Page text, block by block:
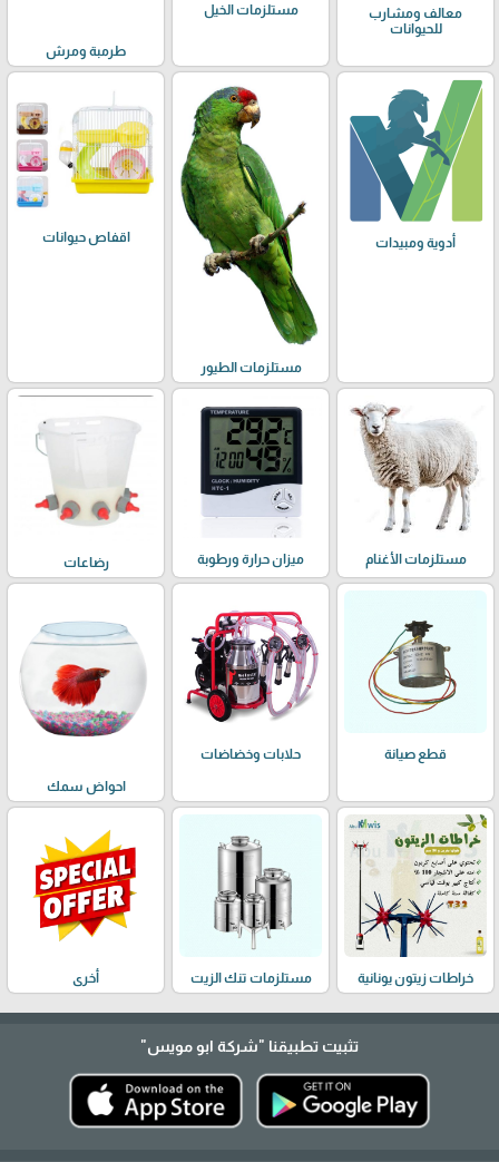
معالف ومشارب
للحيوانات
مستلزمات الخيل
طرمبة ومرش
أدوية ومبيدات
مستلزمات الطيور
اقفاص حيوانات
مستلزمات الأغنام ميزان حرارة ورطوبة رضاعات
قطع صيانة حلابات وخضاضات
احواض سمك
خراطات زيتون يونانية مستلزمات تنك الزيت أخرى
تثبيت تطبيقنا "شركة ابو مويس"